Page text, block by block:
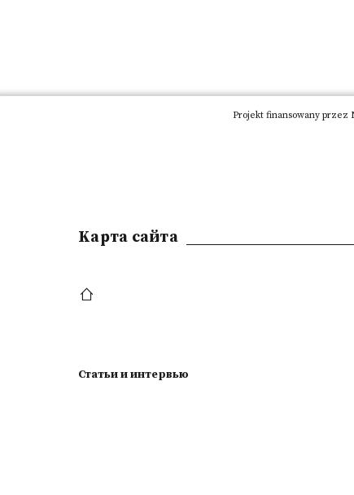
Projekt finansowany przez
Kарта сайта
Статьи и интервью